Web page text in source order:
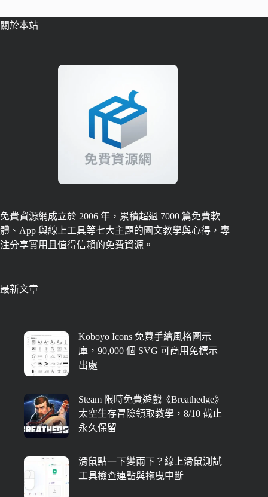
關於本站
免費資源網成立於 2006 年，累積超過 7000 篇免費軟
體、App 與線上工具等七大主題的圖文教學與心得，專
注分享實用且值得信賴的免費資源。
最新文章
Koboyo Icons 免費手繪風格圖示
庫，90,000 個 SVG 可商用免標示
出處
Steam 限時免費遊戲《Breathedge》
太空生存冒險領取教學，8/10 截止
永久保留
滑鼠點一下變兩下？線上滑鼠測試
工具檢查連點與拖曳中斷